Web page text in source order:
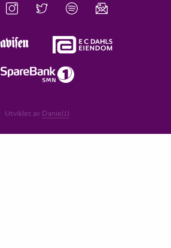
Utviklet av DanielJJ